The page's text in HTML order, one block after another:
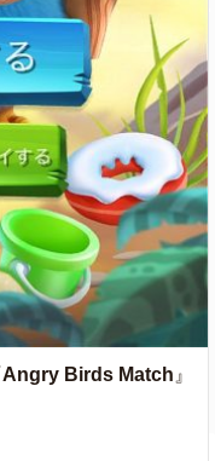
Angry Birds Match 』